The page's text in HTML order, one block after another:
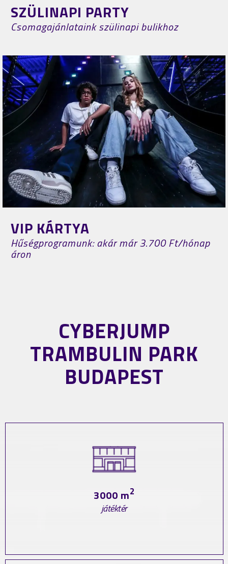
SZÜLINAPI PARTY
Csomagajánlataink szülinapi bulikhoz
VIP KÁRTYA
Hűségprogramunk: akár már 3.700 Ft/hónap
áron
CYBERJUMP
TRAMBULIN PARK
BUDAPEST
3000 m2
játéktér